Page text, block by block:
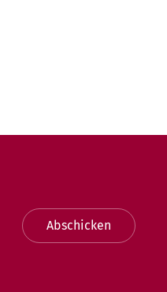
Abschicken